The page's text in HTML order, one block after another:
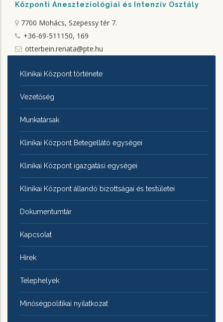
Központi Aneszteziológiai és Intenzív Osztály
7700 Mohács, Szepessy tér 7.
+36-69-511150, 169
otterbein.renata@pte.hu
KLINIKAI
KÖZPONTRÓL
Klinikai Központ története
Vezetőség
Munkatársak
Klinikai Központ Betegellátó egységei
Klinikai Központ igazgatási egységei
Klinikai Központ állandó bizottságai és testületei
Dokumentumtár
Kapcsolat
Hírek
Telephelyek
Minőségpolitikai nyilatkozat